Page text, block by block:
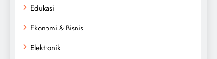
Edukasi
Ekonomi & Bisnis
Elektronik